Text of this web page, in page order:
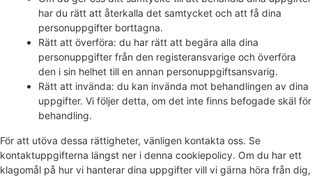
har du rätt att återkalla det samtycket och att få dina
personuppgifter borttagna.
Rätt att överföra: du har rätt att begära alla dina
personuppgifter från den registeransvarige och överföra
den i sin helhet till en annan personuppgiftsansvarig.
Rätt att invända: du kan invända mot behandlingen av dina
uppgifter. Vi följer detta, om det inte finns befogade skäl för
behandling.
För att utöva dessa rättigheter, vänligen kontakta oss. Se
kontaktuppgifterna längst ner i denna cookiepolicy. Om du har ett
klagomål på hur vi hanterar dina uppgifter vill vi gärna höra från dig,